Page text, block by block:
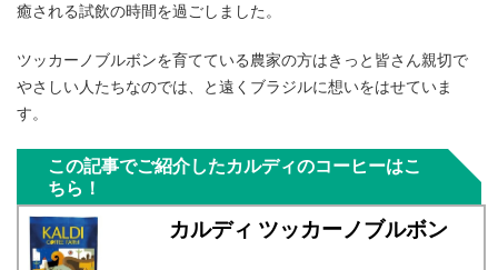
癒される試飲の時間を過ごしました。
ツッカーノブルボンを育てている農家の方はきっと皆さん親切で
やさしい人たちなのでは、と遠くブラジルに想いをはせていま
す。
この記事でご紹介したカルディのコーヒーはこ
ちら！
カルディ ツッカーノブルボン